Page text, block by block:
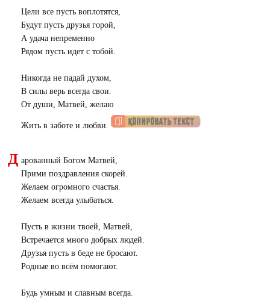
Цели все пусть воплотятся,
Будут пусть друзья горой,
А удача непременно
Рядом пусть идет с тобой.
Никогда не падай духом,
В силы верь всегда свои.
От души, Матвей, желаю
Жить в заботе и любви.
Д арованный Богом Матвей,
Прими поздравления скорей.
Желаем огромного счастья.
Желаем всегда улыбаться.
Пусть в жизни твоей, Матвей,
Встречается много добрых людей.
Друзья пусть в беде не бросают.
Родные во всём помогают.
Будь умным и славным всегда.